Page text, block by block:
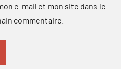
e-mail et mon site dans le
commentaire.